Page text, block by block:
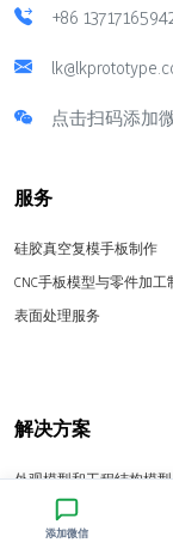
+86
点击扫码添加
服务
硅胶真空复模手板制作
CNC手板模型与零件加工
表面处理服务
解决方案
外观模型和工程结构模
制作服务
塑胶与金属零件中小批量
添加微信